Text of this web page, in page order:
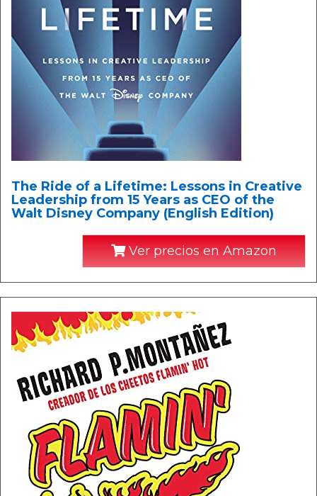
The Ride of a Lifetime: Lessons in Creative
Leadership from 15 Years as CEO of the
Walt Disney Company (English Edition)
Ver precios en Amazon